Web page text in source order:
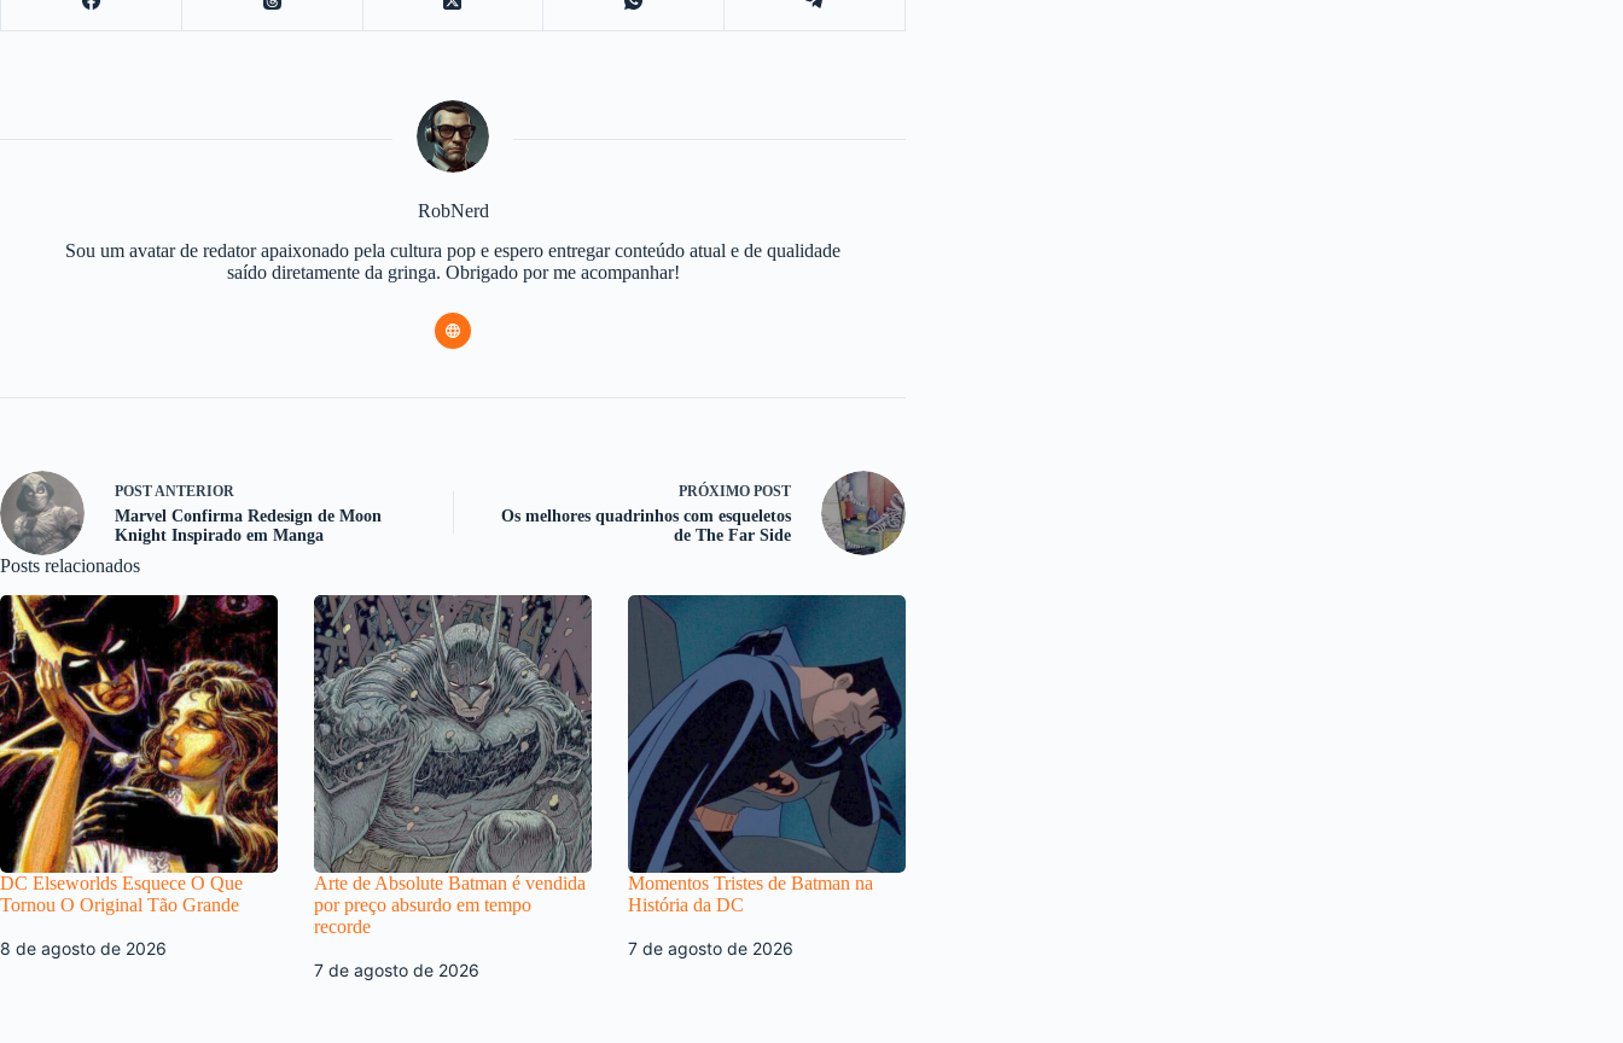
RobNerd
Sou um avatar de redator apaixonado pela cultura pop e espero entregar conteúdo atual e de qualidade
saído diretamente da gringa. Obrigado por me acompanhar!
POSTANTERIOR
Marvel Confirma Redesign de Moon
Knight Inspirado em Manga
PRÓXIMO POST
Os melhores quadrinhos com esqueletos
de The Far Side
Posts relacionados
DC Elseworlds Esquece O Que
Tornou O Original Tão Grande
8 de agosto de 2026
Arte de Absolute Batman é vendida
por preço absurdo em tempo
recorde
7 de agosto de 2026
Momentos Tristes de Batman na
História da DC
7 de agosto de 2026